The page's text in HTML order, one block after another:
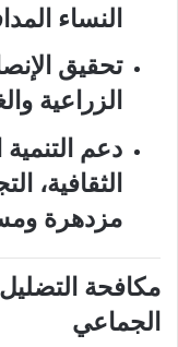
النساء
تحقيق
الزراعية
دعم التنمية
الثقافية،
مزدهرة
مكافحة
الجماعي